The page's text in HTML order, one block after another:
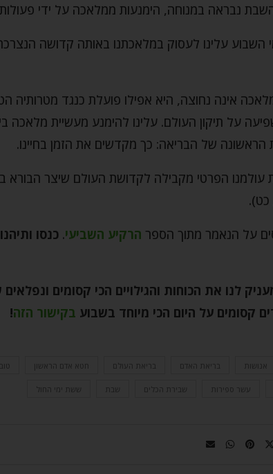
השבת נבראה במנוחה, הימנעות ממלאכה על ידי
עלינו לעסוק במלאכתנו באותה קדושה
אינה נחוצה, היא אפילו פועלת כנגד מטרותיה
על תיקון העולם. עלינו להימנע מעשיית מלאכה
של הבריאה: כך מקדשים את הזמן בחיינו.
עולמנו הפרטי מקבילה לקדושת העולם שיצר הבורא
כט).
על הנאמר מתוך הספר הרקיע השביעי. כנסו ותיהנו
לנו את הכוחות והגילויים הכי קסומים
קסומים על היום הכי מיוחד בשבוע בקישור הזה!
אנושות בריאת האדם בריאת העולם חטא אדם הראשון
עשר ספירות שבירת הכלים שבת ששת ימי החול